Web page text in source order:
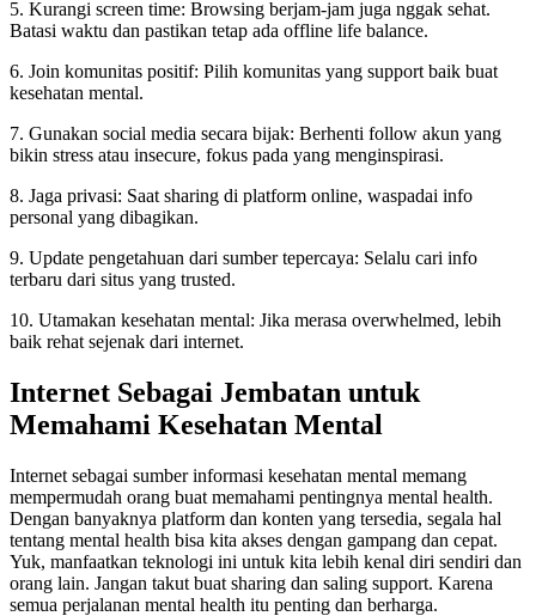
5. Kurangi screen time: Browsing berjam-jam juga nggak sehat.
Batasi waktu dan pastikan tetap ada offline life balance.
6. Join komunitas positif: Pilih komunitas yang support baik buat
kesehatan mental.
7. Gunakan social media secara bijak: Berhenti follow akun yang
bikin stress atau insecure, fokus pada yang menginspirasi.
8. Jaga privasi: Saat sharing di platform online, waspadai info
personal yang dibagikan.
9. Update pengetahuan dari sumber tepercaya: Selalu cari info
terbaru dari situs yang trusted.
10. Utamakan kesehatan mental: Jika merasa overwhelmed, lebih
baik rehat sejenak dari internet.
Internet Sebagai Jembatan untuk
Memahami Kesehatan Mental
Internet sebagai sumber informasi kesehatan mental memang
mempermudah orang buat memahami pentingnya mental health.
Dengan banyaknya platform dan konten yang tersedia, segala hal
tentang mental health bisa kita akses dengan gampang dan cepat.
Yuk, manfaatkan teknologi ini untuk kita lebih kenal diri sendiri dan
orang lain. Jangan takut buat sharing dan saling support. Karena
semua perjalanan mental health itu penting dan berharga.